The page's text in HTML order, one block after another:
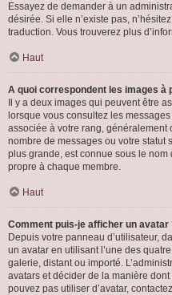
Essayez de demander à un
désirée. Si elle n’existe pas,
traduction. Vous trouverez plus
Haut
A quoi correspondent les images à
Il y a deux images qui peuvent être
lorsque vous consultez les messages
associée à votre rang,
nombre de messages ou votre statut
plus grande, est connue sous le nom
propre à chaque membre.
Haut
Comment puis-je afficher un avatar
Depuis votre panneau d’utilisateur,
un avatar en utilisant l’une des
galerie, distant ou importé.
avatars et décider de la manière
pouvez pas utiliser d’avatar,